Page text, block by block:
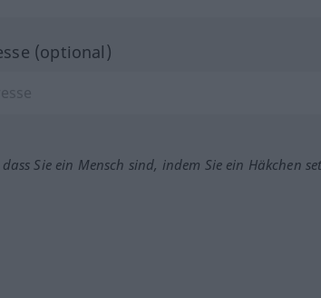
(optional)
Sie ein Mensch sind, indem Sie ein Häkchen